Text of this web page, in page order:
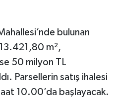
bulunan
m²,
50 milyon TL
Parsellerin satış ihalesi
10.00’da başlayacak.